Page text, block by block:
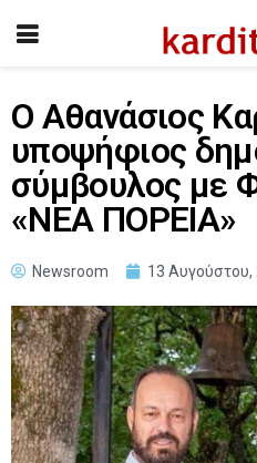
Ο Αθανάσιος
υποψήφιος
σύμβουλος με
«ΝΕΑ ΠΟΡΕΙΑ»
Newsroom 13 Αυγούστου,